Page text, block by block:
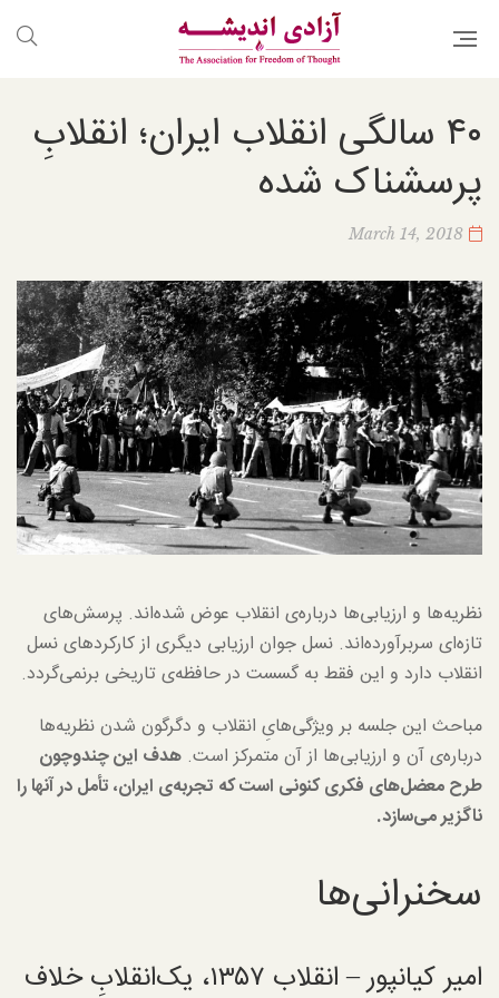
۴۰ سالگی انقلاب ایران؛ انقلابِ
پرسشناک ‌شده
March 14, 2018
نظریه‌ها و ارزیابی‌ها درباره‌ی انقلاب عوض شده‌اند. پرسش‌های
تازه‌ای سربرآورده‌اند. نسل جوان ارزیابی دیگری از کارکردهای نسل
انقلاب دارد و این فقط به گسست در حافظه‌ی تاریخی برنمی‌گردد.
مباحث این جلسه بر ویژگی‌هایِ انقلاب و دگرگون شدن نظریه‌ها
درباره‌ی آن و ارزیابی‌ها از آن متمرکز است. هدف این چندوچون
طرح معضل‌های فکری کنونی است که تجربه‌ی ایران، تأمل در آنها را
ناگزیر می‌سازد.
سخنرانی‌ها
امیر کیانپور – انقلاب ۱۳۵۷، یک‌انقلابِ خلاف